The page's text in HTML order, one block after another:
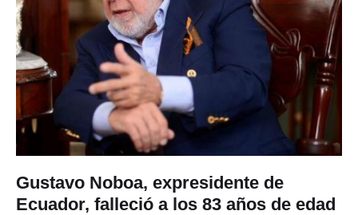
Gustavo Noboa, expresidente de
Ecuador, falleció a los 83 años de edad